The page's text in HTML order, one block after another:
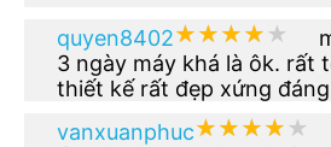
quyen8402★★★★★
★★★★★
3 ngày máy khá là ôk. rất
thiết kế rất đẹp xứng
vanxuanphuc★★★★★
★★★★★